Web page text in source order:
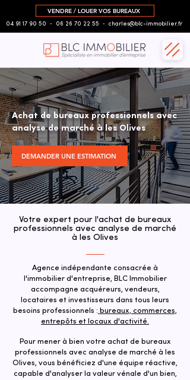
VENDRE / LOUER VOS BUREAUX
04 91 17 90 50 ▪︎ 06 26 70 22 55 ▪︎ charles@blc-immobilier.fr
Achat de bureaux professionnels avec
analyse de marché à les Olives
DEMANDER UNE ESTIMATION
Votre expert pour l'achat de bureaux
professionnels avec analyse de marché
à les Olives
Agence indépendante consacrée à
l'immobilier d'entreprise, BLC Immobilier
accompagne acquéreurs, vendeurs,
locataires et investisseurs dans tous leurs
besoins professionnels : bureaux, commerces,
entrepôts et locaux d'activité.
Pour mener à bien votre achat de bureaux
professionnels avec analyse de marché à les
Olives, vous bénéficiez d'une équipe réactive,
capable d'analyser la valeur vénale d'un bien,